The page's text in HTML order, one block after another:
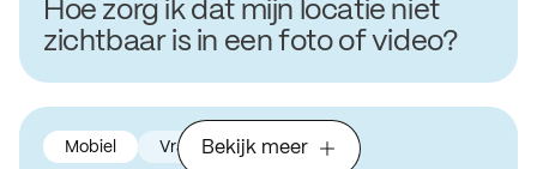
Hoe zorg ik dat mijn locatie niet
zichtbaar is in een foto of video?
Mobiel VraagBekijk meer